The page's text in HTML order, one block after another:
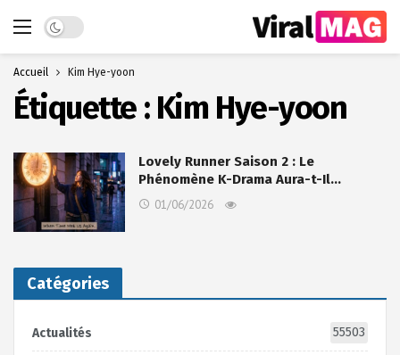
Dark mode
Accueil Kim Hye-yoon
Étiquette : Kim Hye-yoon
Lovely Runner Saison 2 : Le
Phénomène K-Drama Aura-t-Il…
01/06/2026
Catégories
Actualités 55503